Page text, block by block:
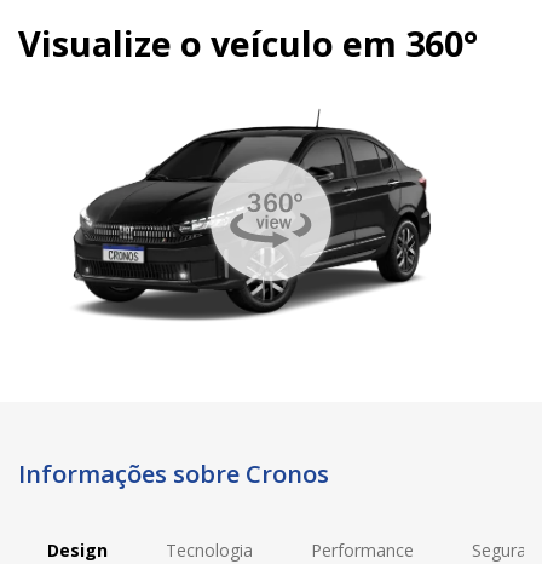
Visualize o veículo em 360°
Informações sobre Cronos
Design Tecnologia Performance